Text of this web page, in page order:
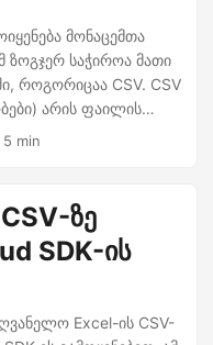
მონაცემთა
ზოგჯერ საჭიროა მათი
როგორიცაა CSV. CSV
არის ფაილის
მხარს უჭერს
გაჩვენოთ დეტალები
C# Excel XLS/XLSX
რათა
წვდომა და
5 min
ზე
SDK-ის
Excel-ის CSV-